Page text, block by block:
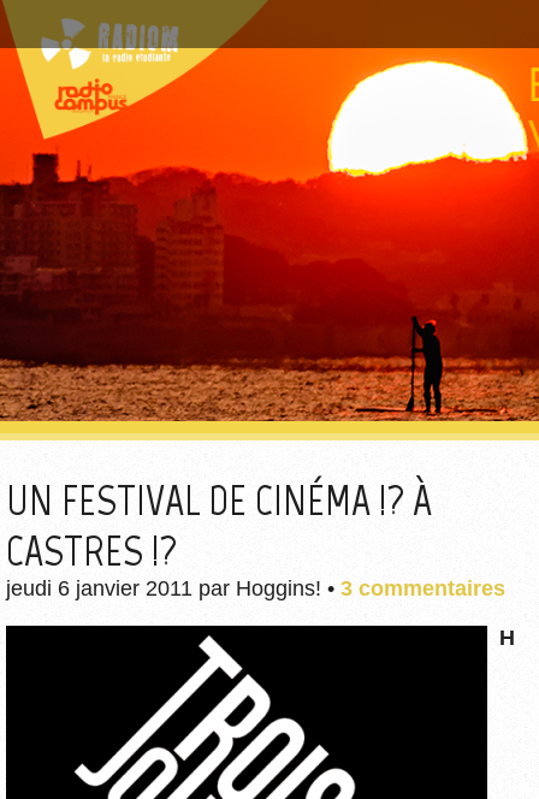
UN FESTIVAL DE CINÉMA !? À
CASTRES !?
jeudi 6 janvier 2011 par Hoggins! • 3 commentaires
H